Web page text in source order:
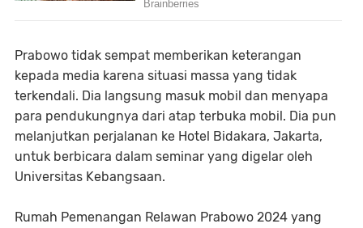
Prabowo tidak sempat memberikan keterangan
kepada media karena situasi massa yang tidak
terkendali. Dia langsung masuk mobil dan menyapa
para pendukungnya dari atap terbuka mobil. Dia pun
melanjutkan perjalanan ke Hotel Bidakara, Jakarta,
untuk berbicara dalam seminar yang digelar oleh
Universitas Kebangsaan.
Rumah Pemenangan Relawan Prabowo 2024 yang